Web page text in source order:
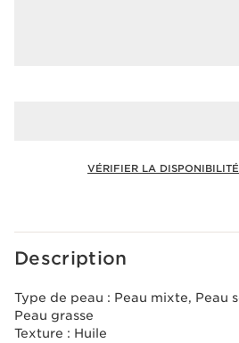
VÉRIFIER LA
Description
Type de peau : Peau mixte, Peau
Peau grasse
Texture : Huile